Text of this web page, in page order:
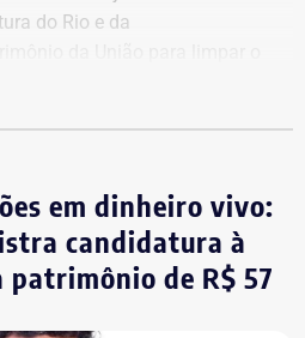
do Rio e da
Arquivo Nacional. Mas o
tanto para agir que hoje
afirma que
após quatro
em dinheiro vivo:
candidatura à
patrimônio de R$ 57